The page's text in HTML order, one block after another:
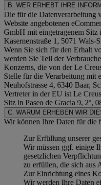
B. WER ERHEBT IHRE
Die für die Datenverarbeitung
Website angebotenen
GmbH mit eingetragenem
Kasernenstraße 1, 5071 Wals-
Wenn Sie sich für den Erhalt
werden Sie Teil der
Konzerns, die von der Le
Stelle für die Verarbeitung mit
Neuhofstrasse 4, 6340 Baar,
Vertreter in der EU ist Le
Sitz in Paseo de Gracia 9, 2º,
C. WARUM ERHEBEN WIR
Wir können Ihre Daten für die
Zur Erfüllung unserer
Wir müssen ggf. einige
gesetzlichen
zu erfüllen, die sich aus
Zur Einrichtung eines
Wir werden Ihre Daten